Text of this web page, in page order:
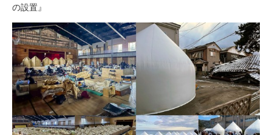
の設置』